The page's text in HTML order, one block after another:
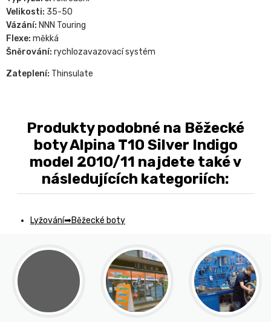
Velikosti: 35-50
Vázání: NNN Touring
Flexe: měkká
Šněrování: rychlozavazovací systém
Zateplení: Thinsulate
Produkty podobné na Běžecké
boty Alpina T10 Silver Indigo
model 2010/11 najdete také v
následujících kategoriích:
Lyžování Běžecké boty